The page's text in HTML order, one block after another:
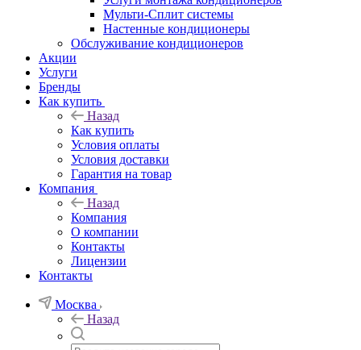
Мульти-Сплит системы
Настенные кондиционеры
Обслуживание кондиционеров
Акции
Услуги
Бренды
Как купить
Назад
Как купить
Условия оплаты
Условия доставки
Гарантия на товар
Компания
Назад
Компания
О компании
Контакты
Лицензии
Контакты
Москва
Назад